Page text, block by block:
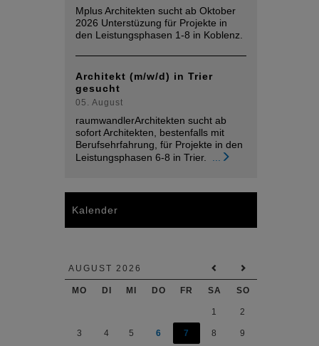
Mplus Architekten sucht ab Oktober
2026 Unterstüzung für Projekte in
den Leistungsphasen 1-8 in Koblenz.
Architekt (m/w/d) in Trier
gesucht
05. August
raumwandlerArchitekten sucht ab
sofort Architekten, bestenfalls mit
Berufsehrfahrung, für Projekte in den
Leistungsphasen 6-8 in Trier.
Kalender
AUGUST 2026
MO DI MI DO FR SA SO
1 2
3 4 5 6 7 8 9